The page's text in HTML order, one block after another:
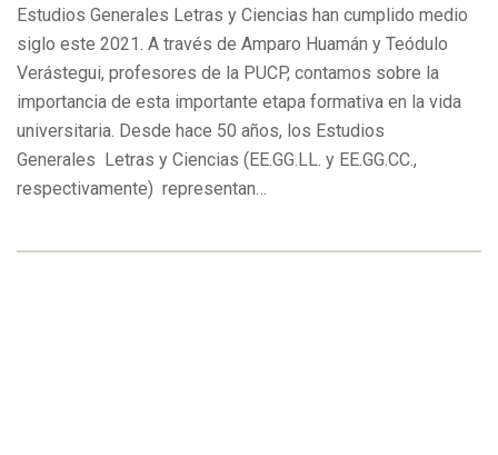
Estudios Generales Letras y Ciencias han cumplido medio
siglo este 2021. A través de Amparo Huamán y Teódulo
Verástegui, profesores de la PUCP, contamos sobre la
importancia de esta importante etapa formativa en la vida
universitaria. Desde hace 50 años, los Estudios
Generales Letras y Ciencias (EE.GG.LL. y EE.GG.CC.,
respectivamente) representan…